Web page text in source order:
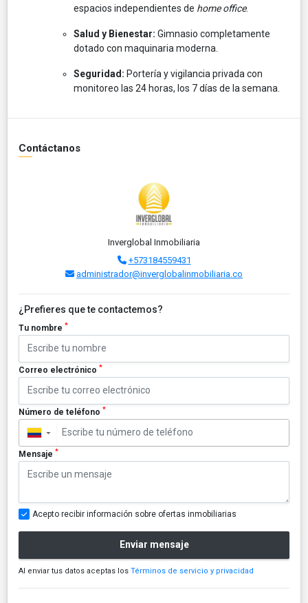
espacios independientes de home office.
Salud y Bienestar: Gimnasio completamente
dotado con maquinaria moderna.
Seguridad: Portería y vigilancia privada con
monitoreo las 24 horas, los 7 días de la semana.
Contáctanos
Inverglobal Inmobiliaria
+573184559431
administrador@inverglobalinmobiliaria.co
¿Prefieres que te contactemos?
Tu nombre *
Correo electrónico *
Número de teléfono *
▼
Mensaje *
Acepto recibir información sobre ofertas inmobiliarias
Enviar mensaje
Al enviar tus datos aceptas los Términos de servicio y privacidad